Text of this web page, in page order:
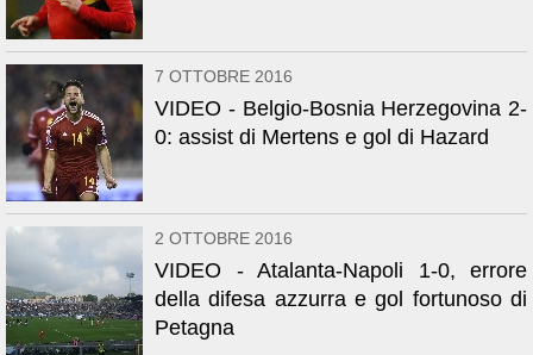
7 OTTOBRE 2016
VIDEO - Belgio-Bosnia Herzegovina 2-
0: assist di Mertens e gol di Hazard
2 OTTOBRE 2016
VIDEO - Atalanta-Napoli 1-0, errore
della difesa azzurra e gol fortunoso di
Petagna